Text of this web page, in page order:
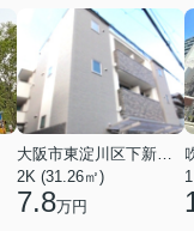
大阪市東淀川区下新庄５丁目
2K (31.26㎡)
7.8万円